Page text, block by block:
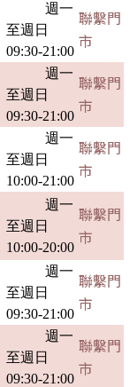
週一
至週日
09:30-21:00
聯繫門
市
週一
至週日
09:30-21:00
聯繫門
市
週一
至週日
10:00-21:00
聯繫門
市
週一
至週日
10:00-20:00
聯繫門
市
週一
至週日
09:30-21:00
聯繫門
市
週一
至週日
09:30-21:00
聯繫門
市